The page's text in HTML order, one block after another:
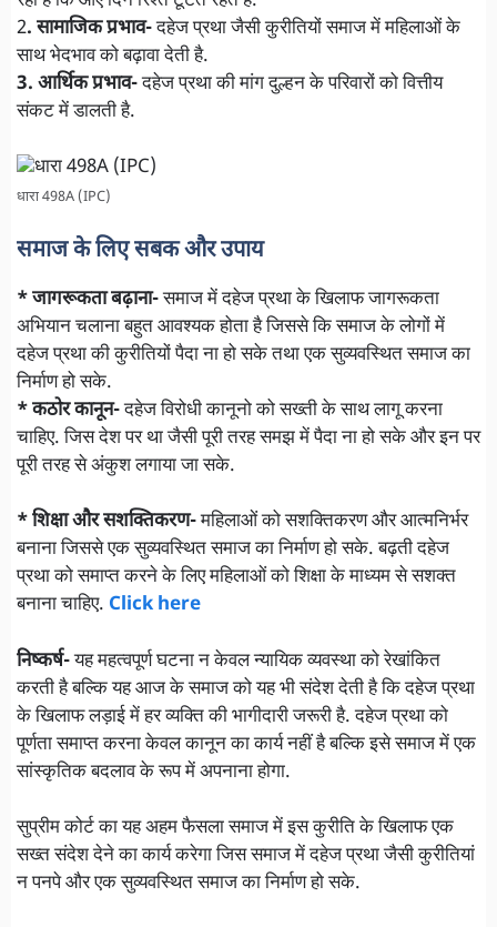
2. सामाजिक प्रभाव-दहेज प्रथा जैसी कुरीतियों समाज में महिलाओं के
साथ भेदभाव को बढ़ावा देती है.
3. आर्थिक प्रभाव-दहेज प्रथा की मांग दुल्हन के परिवारों को वित्तीय
संकट में डालती है.
धारा 498A (IPC)
समाज के लिए सबक और उपाय
* जागरूकता बढ़ाना-समाज में दहेज प्रथा के खिलाफ जागरूकता
अभियान चलाना बहुत आवश्यक होता है जिससे कि समाज के लोगों में
दहेज प्रथा की कुरीतियों पैदा ना हो सके तथा एक सुव्यवस्थित समाज का
निर्माण हो सके.
* कठोर कानून-दहेज विरोधी कानूनो को सख्ती के साथ लागू करना
चाहिए. जिस देश पर था जैसी पूरी तरह समझ में पैदा ना हो सके और इन पर
पूरी तरह से अंकुश लगाया जा सके.
* शिक्षा और सशक्तिकरण-महिलाओं को सशक्तिकरण और आत्मनिर्भर
बनाना जिससे एक सुव्यवस्थित समाज का निर्माण हो सके. बढ़ती दहेज
प्रथा को समाप्त करने के लिए महिलाओं को शिक्षा के माध्यम से सशक्त
बनाना चाहिए. Click here
निष्कर्ष-यह महत्वपूर्ण घटना न केवल न्यायिक व्यवस्था को रेखांकित
करती है बल्कि यह आज के समाज को यह भी संदेश देती है कि दहेज प्रथा
के खिलाफ लड़ाई में हर व्यक्ति की भागीदारी जरूरी है. दहेज प्रथा को
पूर्णता समाप्त करना केवल कानून का कार्य नहीं है बल्कि इसे समाज में एक
सांस्कृतिक बदलाव के रूप में अपनाना होगा.
सुप्रीम कोर्ट का यह अहम फैसला समाज में इस कुरीति के खिलाफ एक
सख्त संदेश देने का कार्य करेगा जिस समाज में दहेज प्रथा जैसी कुरीतियां
न पनपे और एक सुव्यवस्थित समाज का निर्माण हो सके.